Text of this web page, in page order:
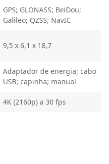
GPS; GLONASS; BeiDou;
Galileo; QZSS; NavIC
9,5 x 6,1 x 18,7
Adaptador de energia; cabo
USB; capinha; manual
4K (2160p) a 30 fps